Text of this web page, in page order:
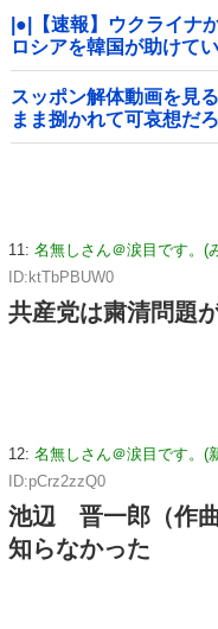
|●|【速報】ウクライナ
ロシアを韓国が助けて
製油3万トンがロシア行
スッポン解体動画を見
まま捌かれて可哀想だ
ち？
11: 名無しさん＠涙目です。(
ID:ktTbPBUW0
共産党は粛清問題
12: 名無しさん＠涙目です。(
ID:pCrz2zzQ0
池辺 晋一郎（作曲
知らなかった